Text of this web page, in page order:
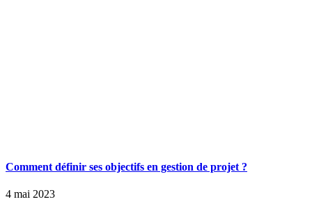
Comment définir ses objectifs en gestion de projet ?
4 mai 2023